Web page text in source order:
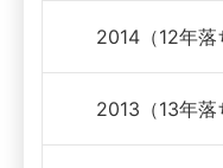
2014（12年落
2013（13年落